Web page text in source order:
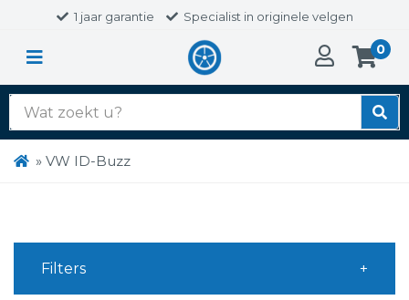
1 jaar garantie Specialist in originele velgen
0
Zoek
naar:
» VW ID-Buzz
Filters